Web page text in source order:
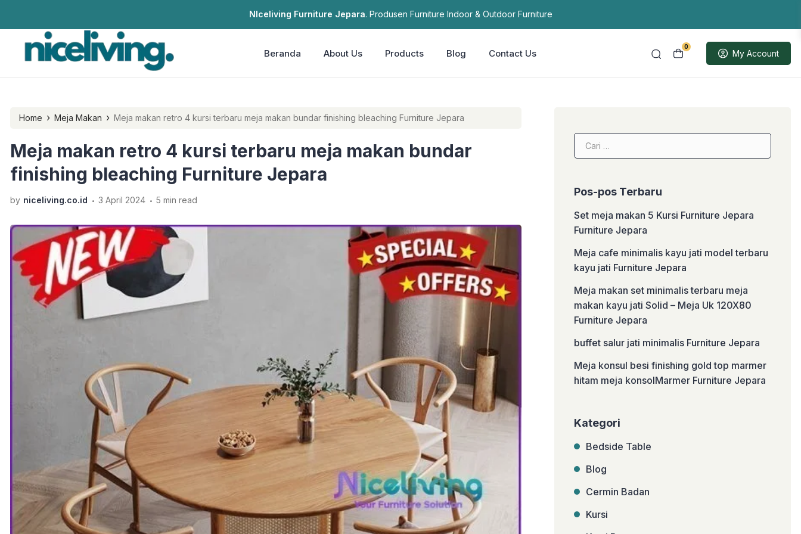
NIceliving Furniture Jepara. Produsen Furniture Indoor & Outdoor Furniture
0
My Account
Beranda About Us Products Blog Contact Us
Home › Meja Makan › Meja makan retro 4 kursi terbaru meja makan bundar finishing bleaching Furniture Jepara
Meja makan retro 4 kursi terbaru meja makan bundar
finishing bleaching Furniture Jepara
by niceliving.co.id . 3 April 2024 . 5 min read
Cari
untuk:
Pos-pos Terbaru
Set meja makan 5 Kursi Furniture Jepara
Furniture Jepara
Meja cafe minimalis kayu jati model terbaru
kayu jati Furniture Jepara
Meja makan set minimalis terbaru meja
makan kayu jati Solid – Meja Uk 120X80
Furniture Jepara
buffet salur jati minimalis Furniture Jepara
Meja konsul besi finishing gold top marmer
hitam meja konsolMarmer Furniture Jepara
Kategori
Bedside Table
Blog
Cermin Badan
Kursi